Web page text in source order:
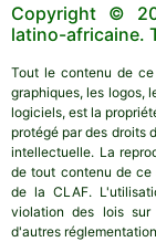
Copyright ©
latino-africaine.
Tout le contenu de
graphiques, les logos,
logiciels, est la
protégé par des droits
intellectuelle. La
de tout contenu de ce
de la CLAF.
violation des lois sur
d'autres